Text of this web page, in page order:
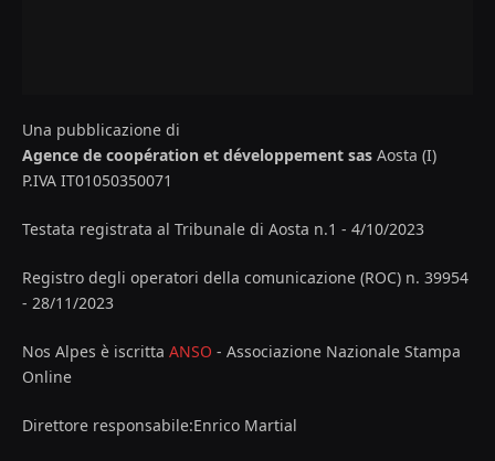
Una pubblicazione di
Agence de coopération et développement sas Aosta (I)
P.IVA IT01050350071
Testata registrata al Tribunale di Aosta n.1 - 4/10/2023
Registro degli operatori della comunicazione (ROC) n. 39954
- 28/11/2023
Nos Alpes è iscritta ANSO - Associazione Nazionale Stampa
Online
Direttore responsabile:Enrico Martial